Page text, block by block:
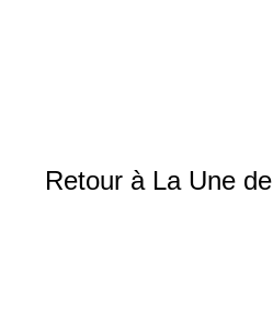
Retour à La Une de